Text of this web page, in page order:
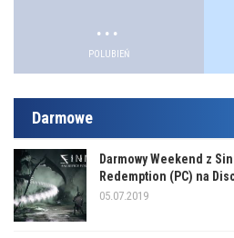
.
POLUBIEŃ
Darmowe
Darmowy Weekend z
Redemption (PC) na
05.07.2019